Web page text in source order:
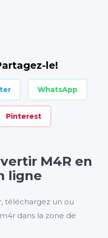
le!
WhatsApp
Pinterest
M4R en
ligne
téléchargez un ou
dans la zone de